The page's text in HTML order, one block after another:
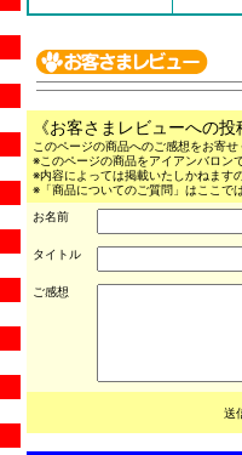
《お客さまレビューへの投
このページの商品へのご感想をお寄
※このページの商品をアイアンバロン
※内容によっては掲載いたしかねます
※「商品についてのご質問」はここ
お名前
タイトル
ご感想
送